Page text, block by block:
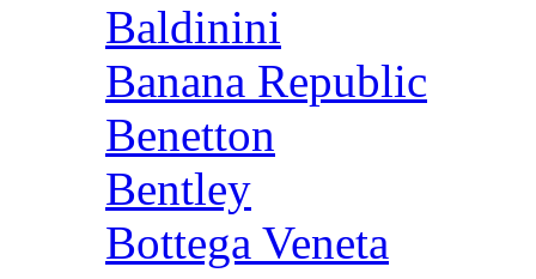
Baldinini
Banana Republic
Benetton
Bentley
Bottega Veneta